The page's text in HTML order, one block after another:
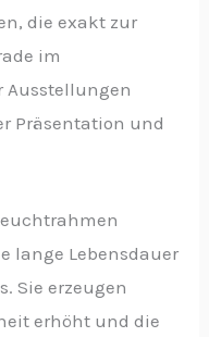
die exakt zur
im
Ausstellungen
Präsentation und
lange Lebensdauer
Sie erzeugen
erhöht und die